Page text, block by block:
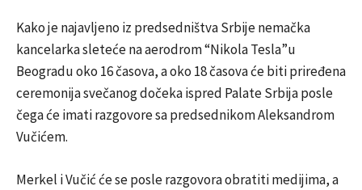
Kako je najavljeno iz predsedništva Srbije nemačka
kancelarka sleteće na aerodrom “Nikola Tesla”u
Beogradu oko 16 časova, a oko 18 časova će biti priređena
ceremonija svečanog dočeka ispred Palate Srbija posle
čega će imati razgovore sa predsednikom Aleksandrom
Vučićem.
Merkel i Vučić će se posle razgovora obratiti medijima, a